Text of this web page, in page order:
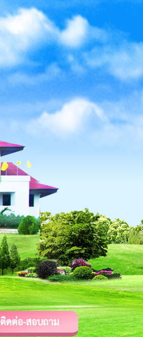
ติดต่อ-สอบถาม